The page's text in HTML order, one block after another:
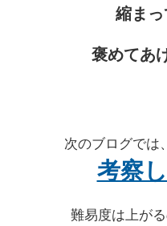
縮まっ
褒めてあ
次のブログでは、
考察
難易度は上が